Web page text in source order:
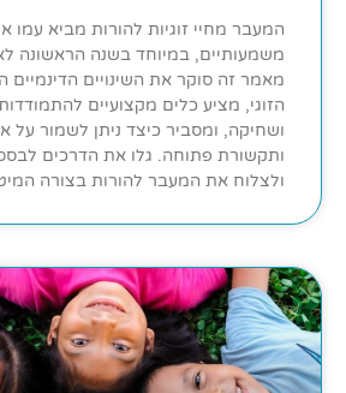
המעבר מחיי זוגיות להורות מביא עמו
משמעותיים, במיוחד בשנה הראשונה
מאמר זה סוקר את השינויים
הזוגי, מציע כלים מקצועיים
ושחיקה, ומסביר כיצד ניתן לשמור על
ותקשורת פתוחה. גלו את הדרכים
ולצלוח את המעבר להורות בצורה